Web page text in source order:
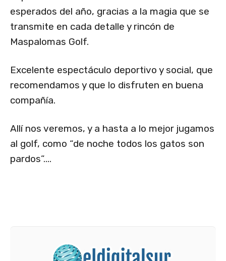
esperados del año, gracias a la magia que se
transmite en cada detalle y rincón de
Maspalomas Golf.
Excelente espectáculo deportivo y social, que
recomendamos y que lo disfruten en buena
compañía.
Allí nos veremos, y a hasta a lo mejor jugamos
al golf, como “de noche todos los gatos son
pardos”….